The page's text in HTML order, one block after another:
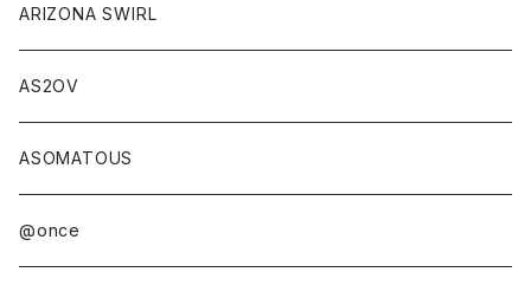
ANOBA×sabi
ARIZONA SWIRL
AS2OV
ASOMATOUS
@once